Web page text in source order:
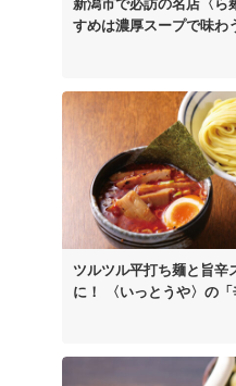
新潟市で必訪の名店 〈ら
すめは濃厚スープで味わ
ツルツル平打ち麺と 旨辛
に！
〈いっとうや〉の